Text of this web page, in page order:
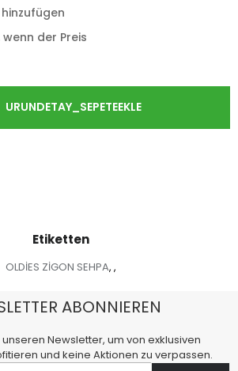
der Preis
Etiketten
OLDİES ZİGON SEHPA, ,
ABONNIEREN
Newsletter, um von exklusiven
und keine Aktionen zu verpassen.